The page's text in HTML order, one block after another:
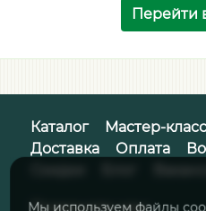
Перейти
Каталог Мастер-
Доставка
Оплата
Мы используем файлы